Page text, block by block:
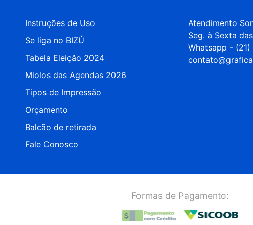
Instruções de Uso
Se liga no BIZÚ
Tabela Eleição 2024
Miolos das Agendas 2026
Tipos de Impressão
Orçamento
Balcão de retirada
Fale Conosco
Atendimento
Seg. à Sexta
Whatsapp -
Formas de Pagamento: